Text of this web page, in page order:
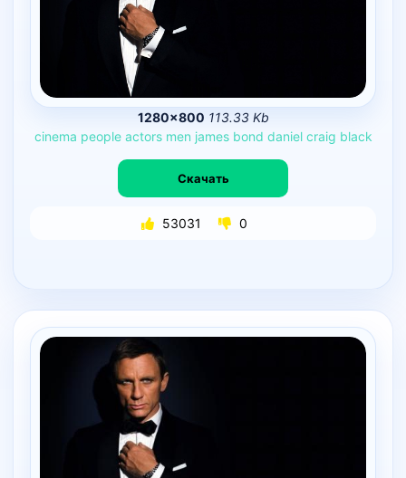
1280×800 113.33 Kb
cinema people actors men james bond daniel craig black
Скачать
53031 0